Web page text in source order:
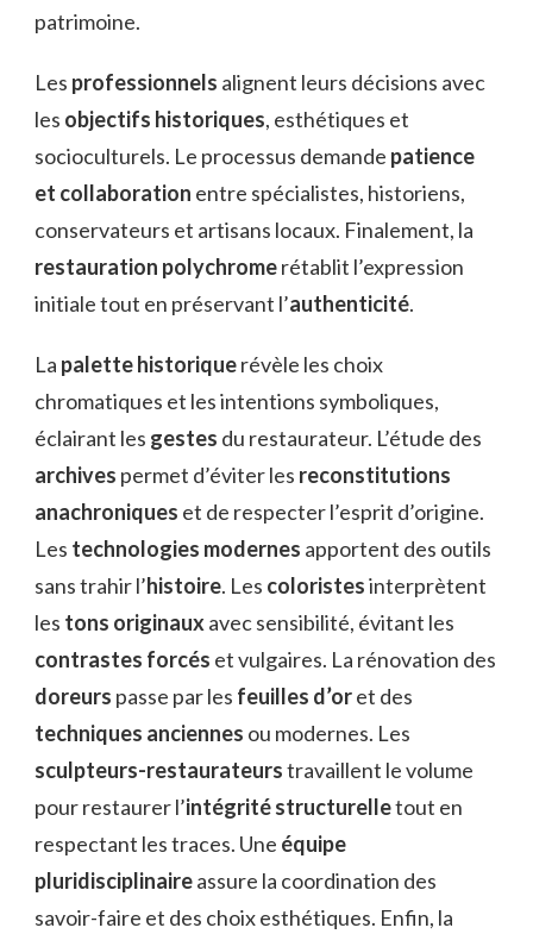
patrimoine.
Les professionnels alignent leurs décisions avec
les objectifs historiques, esthétiques et
socioculturels. Le processus demande patience
et collaboration entre spécialistes, historiens,
conservateurs et artisans locaux. Finalement, la
restauration polychromerétablit l’expression
initiale tout en préservant l’authenticité.
La palette historiquerévèle les choix
chromatiques et les intentions symboliques,
éclairant les gestes du restaurateur. L’étude des
archives permet d’éviter les reconstitutions
anachroniques et de respecter l’esprit d’origine.
Les technologies modernes apportent des outils
sans trahir l’histoire. Les coloristesinterprètent
les tons originaux avec sensibilité, évitant les
contrastes forcés et vulgaires. La rénovation des
doreurs passe par les feuilles d’oret des
techniques anciennes ou modernes. Les
sculpteurs-restaurateurstravaillent le volume
pour restaurer l’intégrité structurelletout en
respectant les traces. Une équipe
pluridisciplinaireassure la coordination des
savoir-faire et des choix esthétiques. Enfin, la